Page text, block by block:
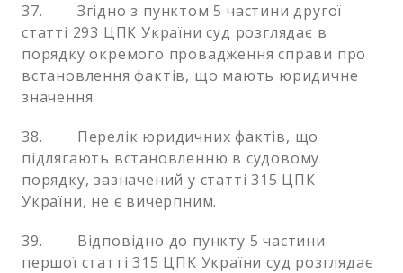
37. Згідно з пунктом 5 частини другої
статті 293 ЦПК України суд розглядає в
порядку окремого провадження справи про
встановлення фактів, що мають юридичне
значення.
38. Перелік юридичних фактів, що
підлягають встановленню в судовому
порядку, зазначений у статті 315 ЦПК
України, не є вичерпним.
39. Відповідно до пункту 5 частини
першої статті 315 ЦПК України суд розглядає